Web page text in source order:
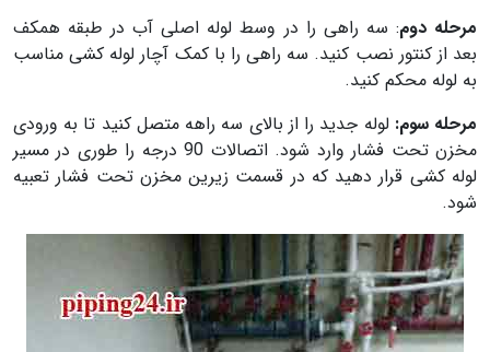
مرحله دوم: سه راهی را در وسط لوله اصلی آب در طبقه همکف
بعد از کنتور نصب کنید. سه راهی را با کمک آچار لوله کشی مناسب
به لوله محکم کنید.
مرحله سوم:لوله جدید را از بالای سه راهه متصل کنید تا به ورودی
مخزن تحت فشار وارد شود. اتصالات 90 درجه را طوری در مسیر
لوله کشی قرار دهید که در قسمت زیرین مخزن تحت فشار تعبیه
شود.